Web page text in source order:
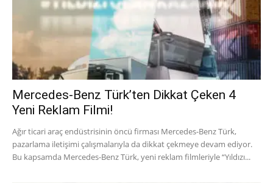
Mercedes-Benz Türk’ten Dikkat Çeken 4
Yeni Reklam Filmi!
Ağır ticari araç endüstrisinin öncü firması Mercedes-Benz Türk,
pazarlama iletişimi çalışmalarıyla da dikkat çekmeye devam ediyor.
Bu kapsamda Mercedes-Benz Türk, yeni reklam filmleriyle “Yıldızı...